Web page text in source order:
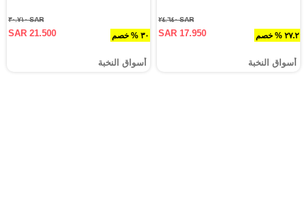
٢٧.٢ % خصم
SAR ٢٤.٦٤٠
SAR 17.950
أسواق النخبة
٣٠ % خصم
SAR ٣٠.٧١٠
SAR 21.500
أسواق النخبة